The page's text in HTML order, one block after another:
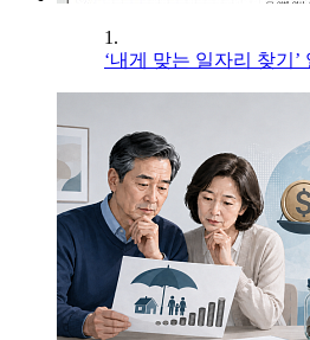
1.
‘내게 맞는 일자리 찾기’